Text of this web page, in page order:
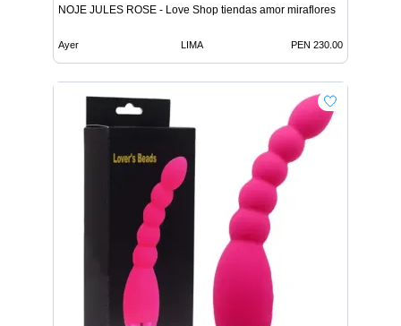
NOJE JULES ROSE - Love Shop tiendas amor miraflores
Ayer LIMA PEN 230.00